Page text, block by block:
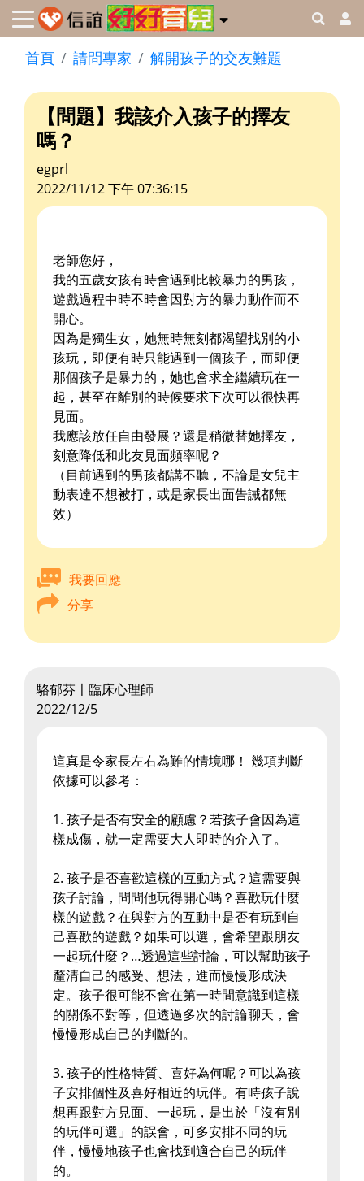
首頁 請問專家 解開孩子的交友難題
【問題】我該介入孩子的擇友
嗎？
egprl
2022/11/12 下午 07:36:15
老師您好，
我的五歲女孩有時會遇到比較暴力的男孩，
遊戲過程中時不時會因對方的暴力動作而不
開心。
因為是獨生女，她無時無刻都渴望找別的小
孩玩，即便有時只能遇到一個孩子，而即便
那個孩子是暴力的，她也會求全繼續玩在一
起，甚至在離別的時候要求下次可以很快再
見面。
我應該放任自由發展？還是稍微替她擇友，
刻意降低和此友見面頻率呢？
（目前遇到的男孩都講不聽，不論是女兒主
動表達不想被打，或是家長出面告誡都無
效）
我要回應
分享
駱郁芬〡臨床心理師
2022/12/5
這真是令家長左右為難的情境哪！ 幾項判斷
依據可以參考：
1. 孩子是否有安全的顧慮？若孩子會因為這
樣成傷，就一定需要大人即時的介入了。
2. 孩子是否喜歡這樣的互動方式？這需要與
孩子討論，問問他玩得開心嗎？喜歡玩什麼
樣的遊戲？在與對方的互動中是否有玩到自
己喜歡的遊戲？如果可以選，會希望跟朋友
一起玩什麼？…透過這些討論，可以幫助孩子
釐清自己的感受、想法，進而慢慢形成決
定。孩子很可能不會在第一時間意識到這樣
的關係不對等，但透過多次的討論聊天，會
慢慢形成自己的判斷的。
3. 孩子的性格特質、喜好為何呢？可以為孩
子安排個性及喜好相近的玩伴。有時孩子說
想再跟對方見面、一起玩，是出於「沒有別
的玩伴可選」的誤會，可多安排不同的玩
伴，慢慢地孩子也會找到適合自己的玩伴
的。